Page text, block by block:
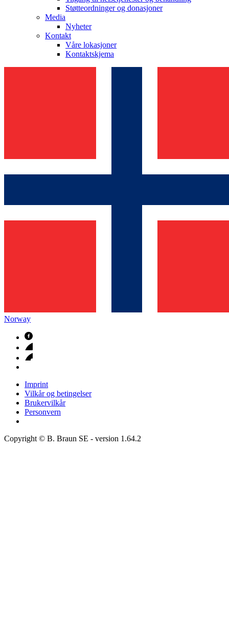
Støtteordninger og donasjoner
Media
Nyheter
Kontakt
Våre lokasjoner
Kontaktskjema
Norway
Imprint
Vilkår og betingelser
Brukervilkår
Personvern
Copyright © B. Braun SE - version 1.64.2